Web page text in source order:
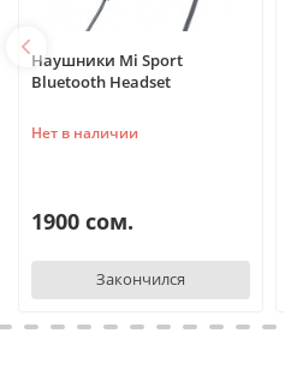
Наушники Mi Sport
Bluetooth Headset
Нет в наличии
1900 сом.
Закончился